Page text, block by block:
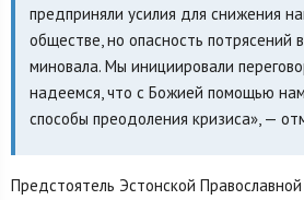
предприняли усилия для снижения
обществе, но опасность потрясений
миновала. Мы инициировали
надеемся, что с Божией помощью
способы преодоления кризиса», —
Предстоятель Эстонской